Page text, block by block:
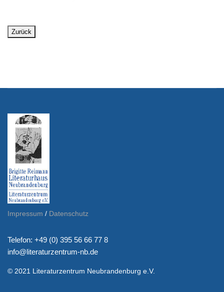
Zurück
Impressum / Datenschutz
Telefon: +49 (0) 395 56 66 77 8
info@literaturzentrum-nb.de
© 2021 Literaturzentrum Neubrandenburg e.V.